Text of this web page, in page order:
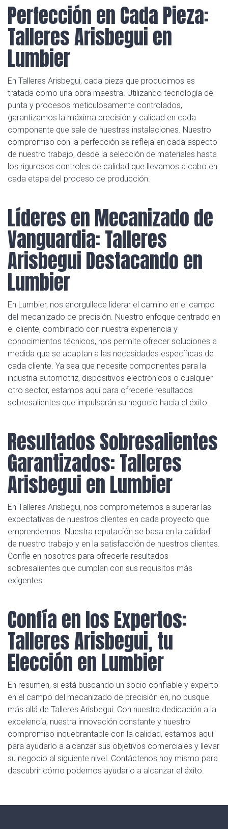
Perfección en Cada Pieza:
Talleres Arisbegui en
Lumbier
En Talleres Arisbegui, cada pieza que producimos es
tratada como una obra maestra. Utilizando tecnología de
punta y procesos meticulosamente controlados,
garantizamos la máxima precisión y calidad en cada
componente que sale de nuestras instalaciones. Nuestro
compromiso con la perfección se refleja en cada aspecto
de nuestro trabajo, desde la selección de materiales hasta
los rigurosos controles de calidad que llevamos a cabo en
cada etapa del proceso de producción.
Líderes en Mecanizado de
Vanguardia: Talleres
Arisbegui Destacando en
Lumbier
En Lumbier, nos enorgullece liderar el camino en el campo
del mecanizado de precisión. Nuestro enfoque centrado en
el cliente, combinado con nuestra experiencia y
conocimientos técnicos, nos permite ofrecer soluciones a
medida que se adaptan a las necesidades específicas de
cada cliente. Ya sea que necesite componentes para la
industria automotriz, dispositivos electrónicos o cualquier
otro sector, estamos aquí para ofrecerle resultados
sobresalientes que impulsarán su negocio hacia el éxito.
Resultados Sobresalientes
Garantizados: Talleres
Arisbegui en Lumbier
En Talleres Arisbegui, nos comprometemos a superar las
expectativas de nuestros clientes en cada proyecto que
emprendemos. Nuestra reputación se basa en la calidad
de nuestro trabajo y en la satisfacción de nuestros clientes.
Confíe en nosotros para ofrecerle resultados
sobresalientes que cumplan con sus requisitos más
exigentes.
Confía en los Expertos:
Talleres Arisbegui, tu
Elección en Lumbier
En resumen, si está buscando un socio confiable y experto
en el campo del mecanizado de precisión en, no busque
más allá de Talleres Arisbegui. Con nuestra dedicación a la
excelencia, nuestra innovación constante y nuestro
compromiso inquebrantable con la calidad, estamos aquí
para ayudarlo a alcanzar sus objetivos comerciales y llevar
su negocio al siguiente nivel. Contáctenos hoy mismo para
descubrir cómo podemos ayudarlo a alcanzar el éxito.